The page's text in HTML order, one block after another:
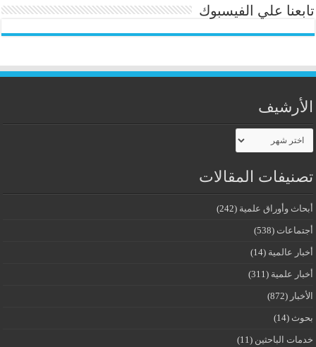
تابعنا علي الفيسبوك
الأرشيف
الأرشيف
تصنيفات المقالات
أبحاث وأوراق علمية (242)
أجتماعات (538)
أخبار عالمية (14)
أخبار علمية (311)
الأخبار (872)
بحوث (14)
خدمات الباحثين (11)